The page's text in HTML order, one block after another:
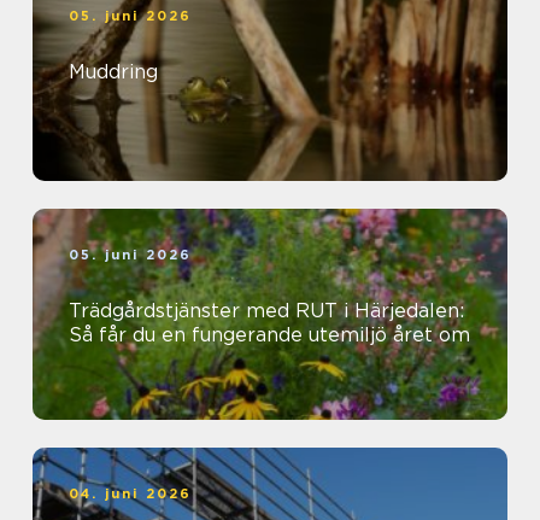
05. juni 2026
Muddring
05. juni 2026
Trädgårdstjänster med RUT i Härjedalen:
Så får du en fungerande utemiljö året om
04. juni 2026